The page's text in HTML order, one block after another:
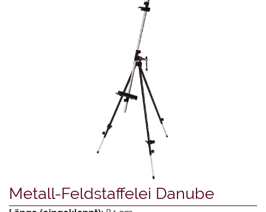
Metall-Feldstaffelei Danube